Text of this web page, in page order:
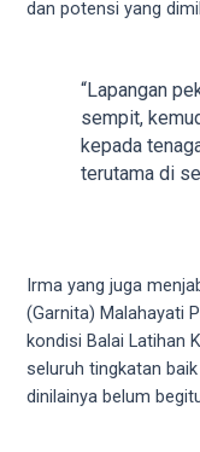
video
processed
working
days.
You
can
also
dan potensi yang
“Lapangan
sempit,
kepada
terutama di
Irma yang juga
(Garnita) Malahayati
kondisi Balai Latihan
seluruh tingkatan
dinilainya belum